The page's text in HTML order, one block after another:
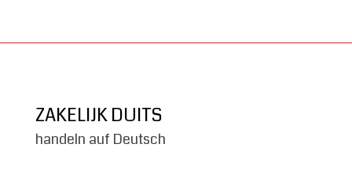
ZAKELIJK DUITS
handeln auf Deutsch